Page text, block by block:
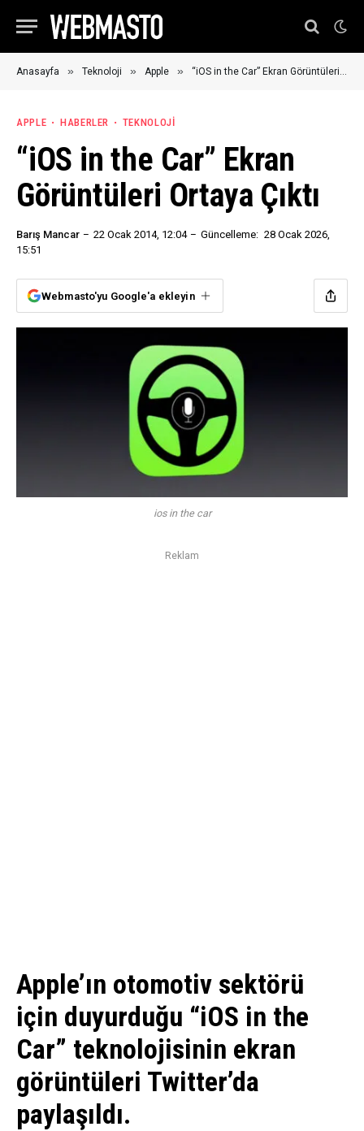
Anasayfa » Teknoloji » Apple » “iOS in the Car” Ekran Görüntüleri Ortaya Çıktı
APPLE HABERLER TEKNOLOJI
“iOS in the Car” Ekran
Görüntüleri Ortaya Çıktı
Barış Mancar 22 Ocak 2014, 12:04 Güncelleme: 28 Ocak 2026,
15:51
Webmasto'yu Google'a ekleyin
ios in the car
Reklam
Apple’ın otomotiv sektörü
için duyurduğu “iOS in the
Car” teknolojisinin ekran
görüntüleri Twitter’da
paylaşıldı.